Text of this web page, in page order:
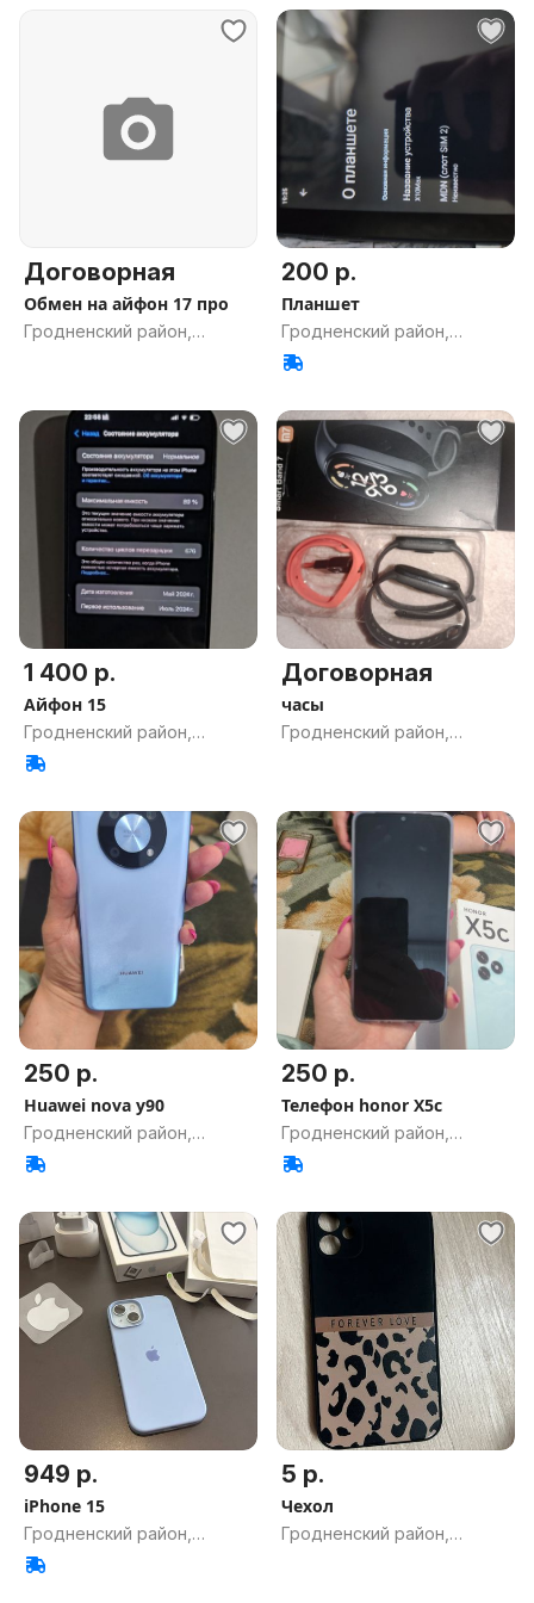
Договорная
Обмен на айфон 17 про
Гродненский район,
200 р.
Планшет
Гродненский район,
Гродненская обл.
1 400 р.
Айфон 15
Гродненский район,
Гродненская обл.
Договорная
часы
Гродненский район,
250 р.
Huawei nova y90
Гродненский район,
Гродненская обл.
250 р.
Телефон honor X5c
Гродненский район,
Гродненская обл.
949 р.
iPhone 15
Гродненский район,
Гродненская обл.
5 р.
Чехол
Гродненский район,